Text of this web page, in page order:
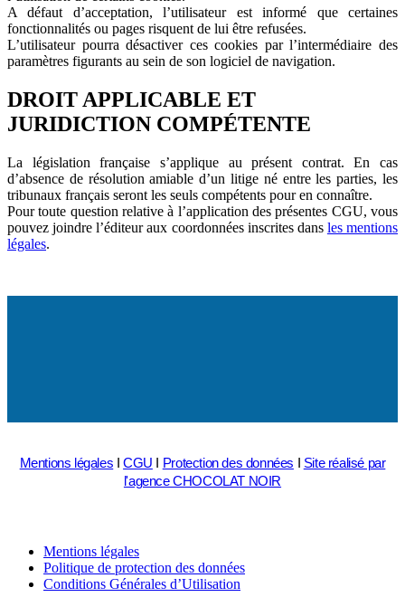
A défaut d’acceptation, l’utilisateur est informé que certaines
fonctionnalités ou pages risquent de lui être refusées.
L’utilisateur pourra désactiver ces cookies par l’intermédiaire des
paramètres figurants au sein de son logiciel de navigation.
DROIT APPLICABLE ET
JURIDICTION COMPÉTENTE
La législation française s’applique au présent contrat. En cas
d’absence de résolution amiable d’un litige né entre les parties, les
tribunaux français seront les seuls compétents pour en connaître.
Pour toute question relative à l’application des présentes CGU, vous
pouvez joindre l’éditeur aux coordonnées inscrites dans les mentions
légales.
Mentions légales ICGU I Protection des données I Site réalisé par
l'agence CHOCOLAT NOIR
Mentions légales
Politique de protection des données
Conditions Générales d’Utilisation